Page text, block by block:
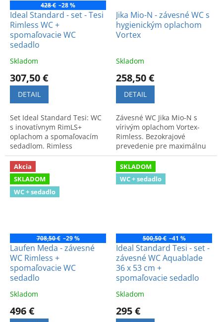
428 € –28 %
Ideal Standard - set - Tesi
Rimless WC +
spomaľovacie WC
sedadlo
Skladom
307,50 €
DETAIL
Set Ideal Standard Tesi: WC
s inovatívnym RimLS+
oplachom a spomaľovacím
sedadlom. Rimless
technológia pre dokonalú
hygienu a čistotu misy bez
okrajov.
Jika Mio-N - závesné WC s
hygienickým oplachom
Vortex
Skladom
258,50 €
DETAIL
Závesné WC Jika Mio-N s
vírivým oplachom Vortex-
Rimless. Bezokrajové
prevedenie pre maximálnu
hygienu, moderný dizajn a
jednoduchú údržbu.
Akcia
SKLADOM
WC + sedadlo
708,50 € –29 %
Laufen Meda - závesné
WC Rimless +
spomaľovacie WC
sedadlo
Skladom
496 €
SKLADOM
WC + sedadlo
500,50 € –41 %
Ideal Standard Tesi - set -
závesné WC Aquablade
36 x 53 cm +
spomaľovacie sedadlo
Skladom
295 €